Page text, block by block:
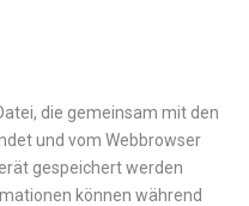
die gemeinsam mit den
und vom Webbrowser
gespeichert werden
können während